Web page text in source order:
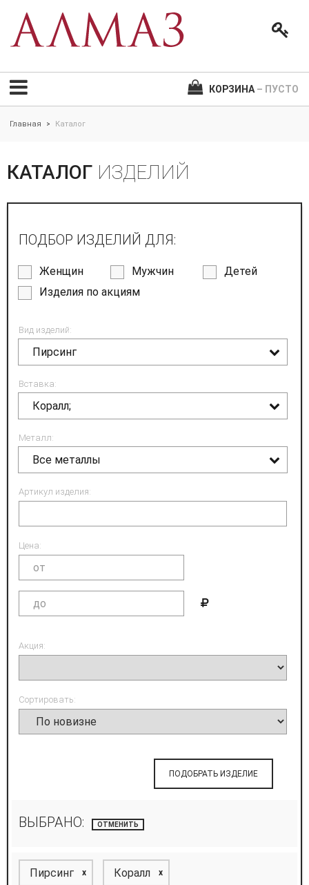
КОРЗИНА – ПУСТО
Главная > Каталог
КАТАЛОГ ИЗДЕЛИЙ
ПОДБОР ИЗДЕЛИЙ ДЛЯ:
Женщин Мужчин
Детей
Изделия по акциям
Вид изделий:
Пирсинг
Вставка:
Коралл;
Металл:
Все металлы
Артикул изделия:
Цена:
Акция:
Сортировать:
ПОДОБРАТЬ ИЗДЕЛИЕ
ВЫБРАНО: ОТМЕНИТЬ
Пирсинг x Коралл x